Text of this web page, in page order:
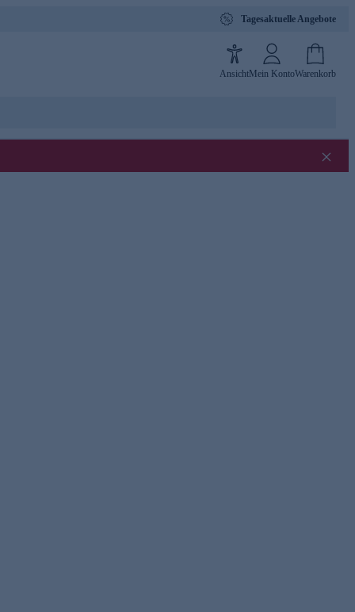
Tagesaktuelle Angebote
AnsichtMein KontoWarenkorb